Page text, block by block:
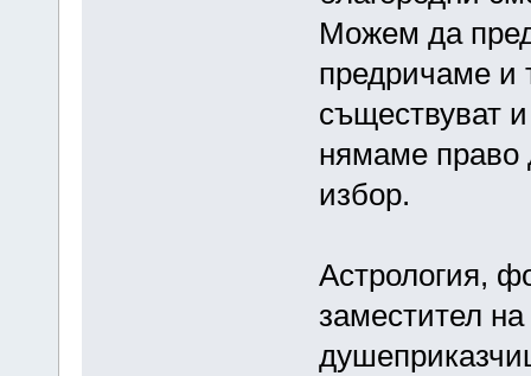
Можем да
предричаме и
съществуват
нямаме право
избор.
Астрология,
заместител